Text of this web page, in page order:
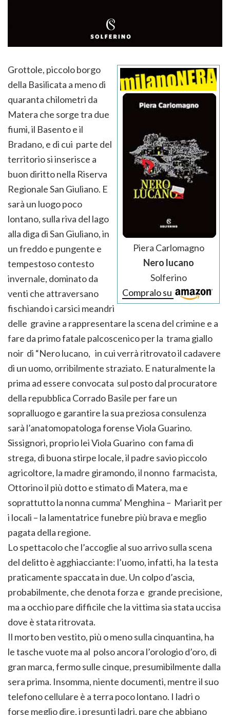
Piera Carlomagno
Nero lucano
Solferino
Compralo su
Grottole, piccolo borgo
della Basilicata a meno di
quaranta chilometri da
Matera che sorge tra due
fiumi, il Basento e il
Bradano, e di cui parte del
territorio si inserisce a
buon diritto nella Riserva
Regionale San Giuliano. E
sarà un luogo poco
lontano, sulla riva del lago
alla diga di San Giuliano, in
un freddo e pungente e
tempestoso contesto
invernale, dominato da
venti che attraversano
fischiando i carsici meandri
delle gravine a rappresentare la scena del crimine e a
fare da primo fatale palcoscenico per la trama giallo
noir di “Nero lucano, in cui verrà ritrovato il cadavere
di un uomo, orribilmente straziato. E naturalmente la
prima ad essere convocata sul posto dal procuratore
della repubblica Corrado Basile per fare un
sopralluogo e garantire la sua preziosa consulenza
sarà l’anatomopatologa forense Viola Guarino.
Sissignori, proprio lei Viola Guarino con fama di
strega, di buona stirpe locale, il padre savio piccolo
agricoltore, la madre giramondo, il nonno farmacista,
Ottorino il più dotto e stimato di Matera, ma e
soprattutto la nonna cumma’ Menghina – Mariarìt per
i locali – la lamentatrice funebre più brava e meglio
pagata della regione.
Lo spettacolo che l’accoglie al suo arrivo sulla scena
del delitto è agghiacciante: l’uomo, infatti, ha la testa
praticamente spaccata in due. Un colpo d’ascia,
probabilmente, che denota forza e grande precisione,
ma a occhio pare difficile che la vittima sia stata uccisa
dove è stata ritrovata.
Il morto ben vestito, più o meno sulla cinquantina, ha
le tasche vuote ma al polso ancora l’orologio d’oro, di
gran marca, fermo sulle cinque, presumibilmente dalla
sera prima. Insomma, niente documenti, mentre il suo
telefono cellulare è a terra poco lontano. I ladri o
forse meglio dire, i presunti ladri, pare che abbiano